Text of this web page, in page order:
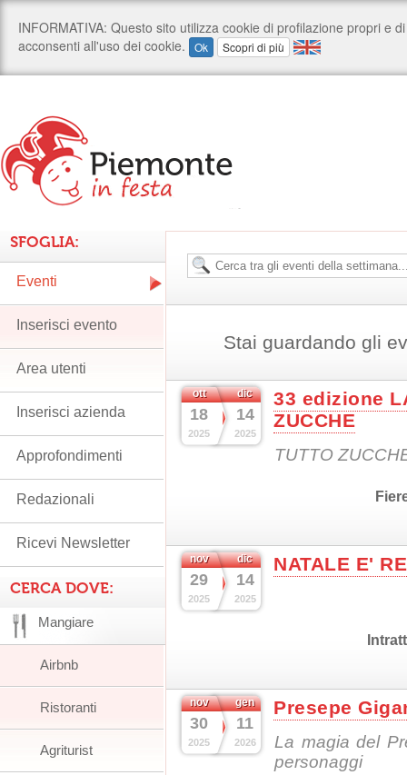
Stai guardando gli
ott
18
2025
dic
14
2025
33 edizione
ZUCCHE
TUTTO
nov
29
2025
dic
14
2025
NATALE E'
nov
30
2025
gen
11
2026
Presepe
La magia del
personaggi
SFOGLIA:
Eventi
Inserisci evento
Area utenti
Inserisci azienda
Approfondimenti
Redazionali
Ricevi Newsletter
CERCA DOVE:
Mangiare
Airbnb
Ristoranti
Agriturist